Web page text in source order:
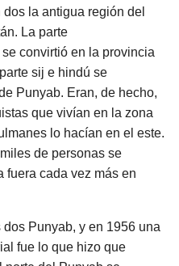
la antigua región del
La parte
convirtió en la provincia
sij e hindú se
Punyab. Eran, de hecho,
que vivían en la zona
lo hacían en el este.
de personas se
fuera cada vez más en
Punyab, y en 1956 una
fue lo que hizo que